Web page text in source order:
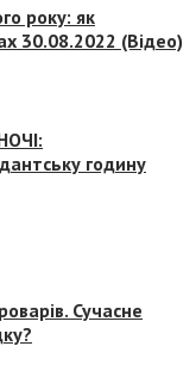
року: як
30.08.2022 (Відео)
годину
Сучасне